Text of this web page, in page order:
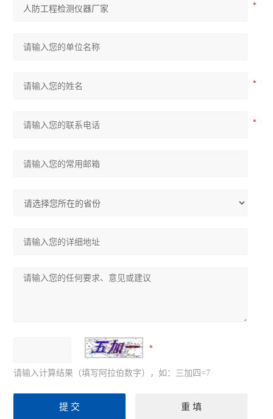
请输入计算结果（填写阿拉伯数字），如：三加四=7